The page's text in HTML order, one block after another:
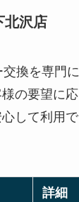
北沢店
換を専門
の要望に
して利用
詳細